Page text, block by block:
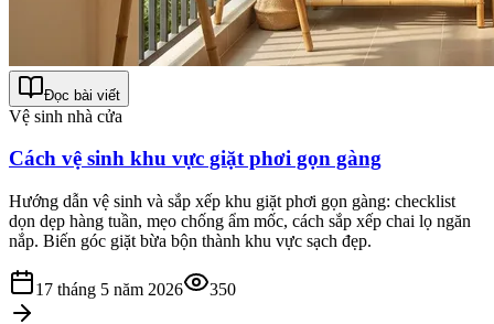
Đọc bài viết
Vệ sinh nhà cửa
Cách vệ sinh khu vực giặt phơi gọn gàng
Hướng dẫn vệ sinh và sắp xếp khu giặt phơi gọn gàng: checklist
dọn dẹp hàng tuần, mẹo chống ẩm mốc, cách sắp xếp chai lọ ngăn
nắp. Biến góc giặt bừa bộn thành khu vực sạch đẹp.
17 tháng 5 năm 2026 350